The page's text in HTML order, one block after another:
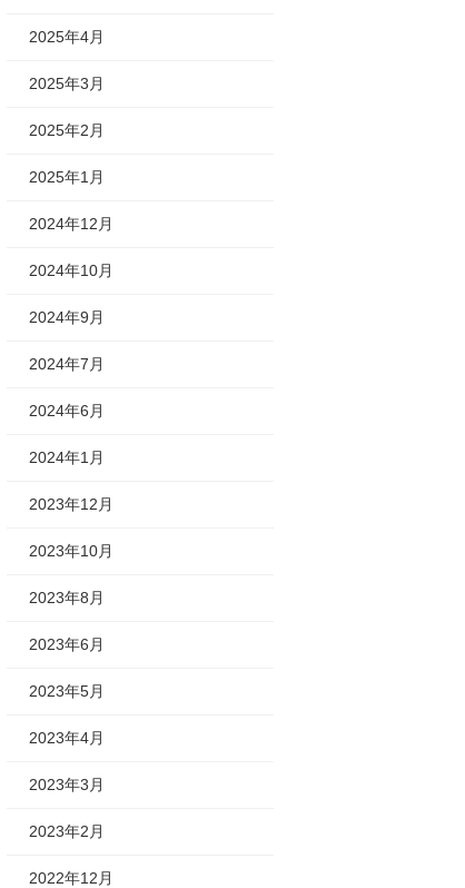
2025年4月
2025年3月
2025年2月
2025年1月
2024年12月
2024年10月
2024年9月
2024年7月
2024年6月
2024年1月
2023年12月
2023年10月
2023年8月
2023年6月
2023年5月
2023年4月
2023年3月
2023年2月
2022年12月